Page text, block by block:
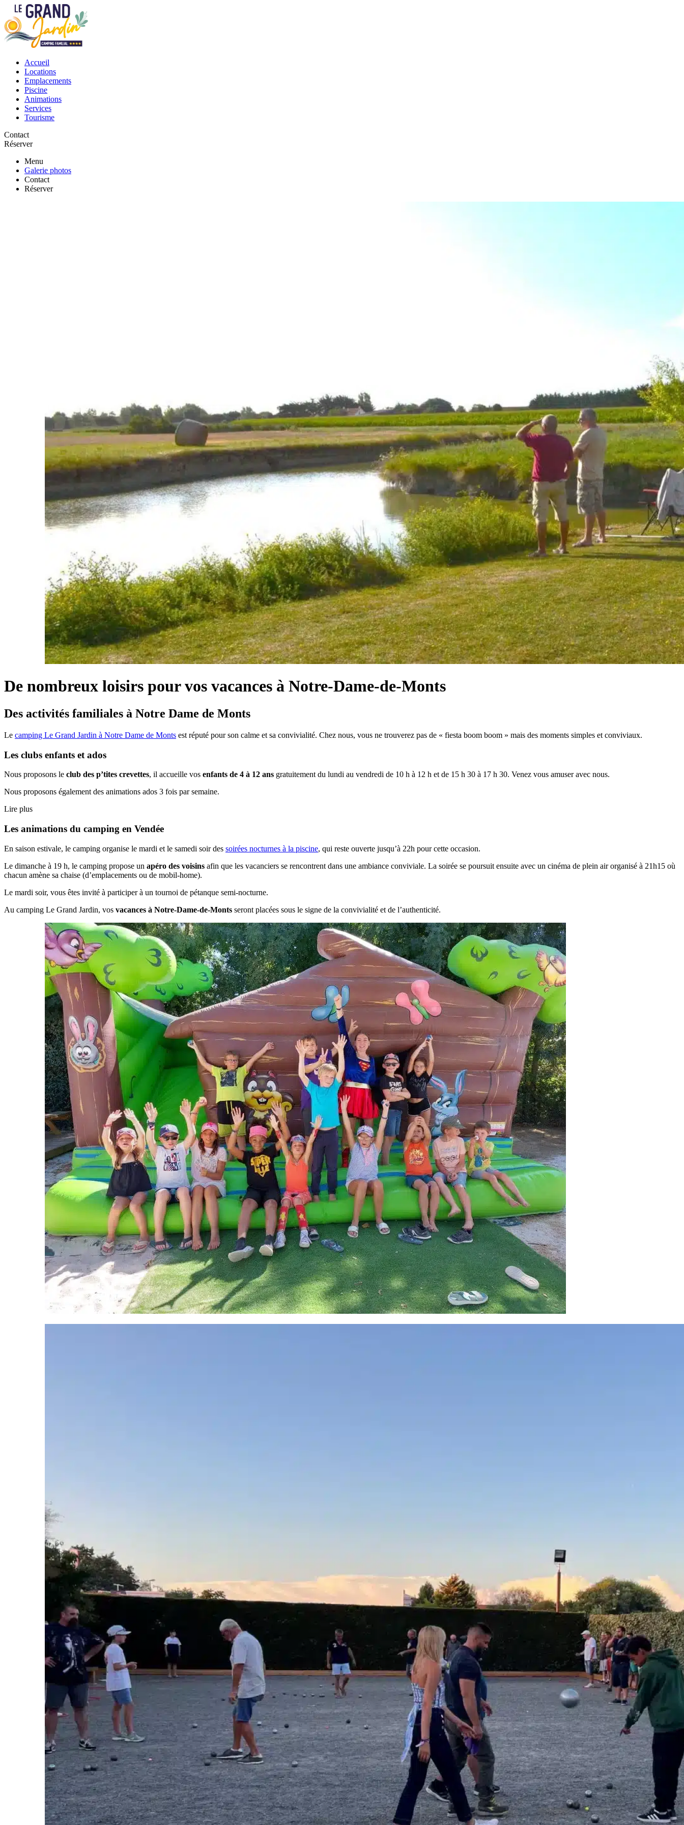
Accueil
Locations
Emplacements
Piscine
Animations
Services
Tourisme
Contact
Réserver
Menu
Galerie photos
Contact
Réserver
De nombreux loisirs pour vos vacances à Notre-Dame-de-Monts
Des activités familiales à Notre Dame de Monts
Le camping Le Grand Jardin à Notre Dame de Monts est réputé pour son calme et sa convivialité. Chez nous, vous ne trouverez pas de « fiesta boom boom » mais des moments simples et conviviaux.
Les clubs enfants et ados
Nous proposons le club des p’tites crevettes, il accueille vos enfants de 4 à 12 ans gratuitement du lundi au vendredi de 10 h à 12 h et de 15 h 30 à 17 h 30. Venez vous amuser avec nous.
Nous proposons également des animations ados 3 fois par semaine.
Lire plus
Les animations du camping en Vendée
En saison estivale, le camping organise le mardi et le samedi soir des soirées nocturnes à la piscine, qui reste ouverte jusqu’à 22h pour cette occasion.
Le dimanche à 19 h, le camping propose un apéro des voisins afin que les vacanciers se rencontrent dans une ambiance conviviale. La soirée se poursuit ensuite avec un cinéma de plein air organisé à 21h15 où
chacun amène sa chaise (d’emplacements ou de mobil-home).
Le mardi soir, vous êtes invité à participer à un tournoi de pétanque semi-nocturne.
Au camping Le Grand Jardin, vos vacances à Notre-Dame-de-Monts seront placées sous le signe de la convivialité et de l’authenticité.